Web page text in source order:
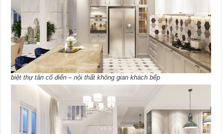
biệt thự tân cổ điển – nội thất không gian khách bếp